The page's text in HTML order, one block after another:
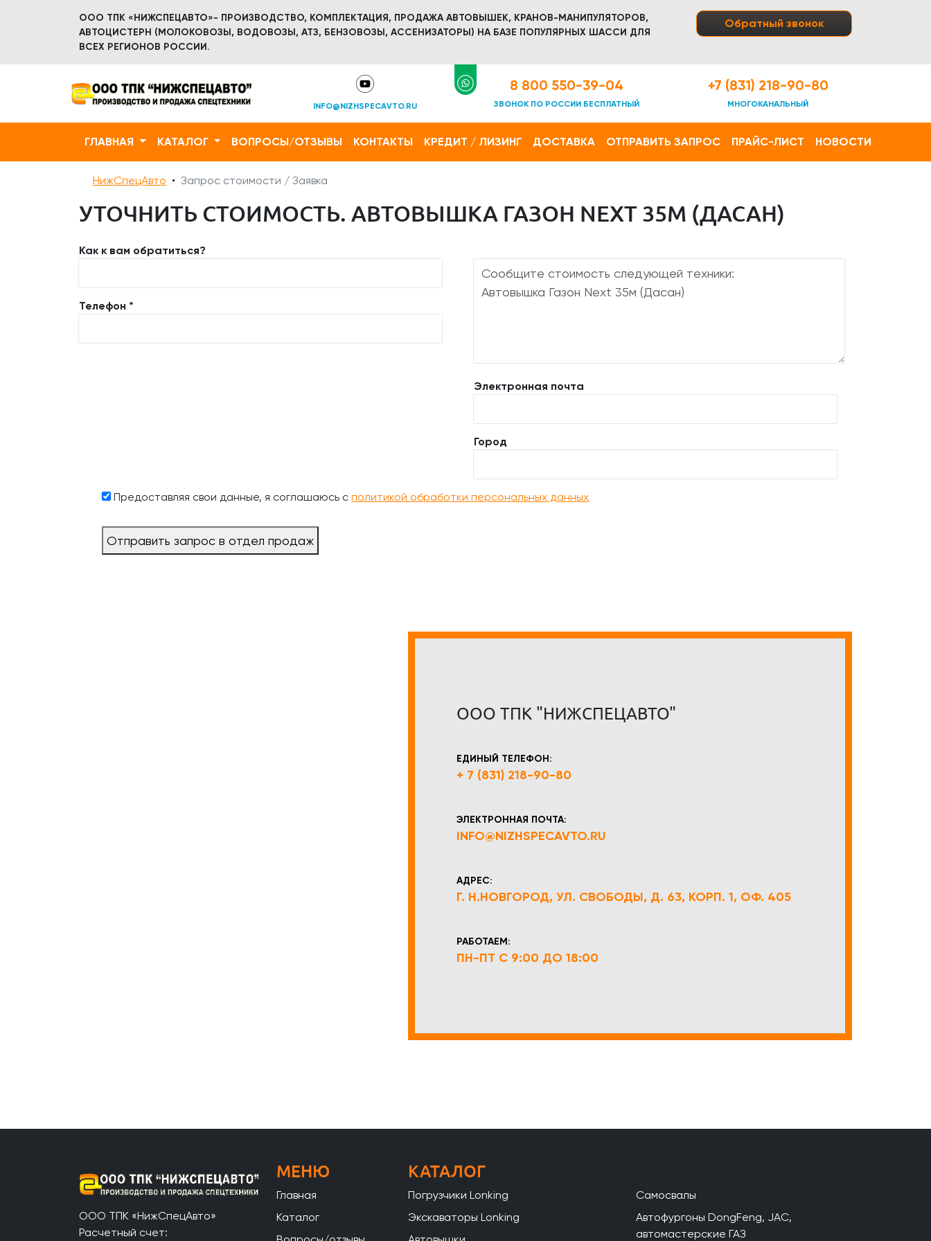
ООО ТПК «НИЖСПЕЦАВТО»- ПРОИЗВОДСТВО, КОМПЛЕКТАЦИЯ, ПРОДАЖА АВТОВЫШЕК, КРАНОВ-МАНИПУЛЯТОРОВ,
АВТОЦИСТЕРН (МОЛОКОВОЗЫ, ВОДОВОЗЫ, АТЗ, БЕНЗОВОЗЫ, АССЕНИЗАТОРЫ) НА БАЗЕ ПОПУЛЯРНЫХ ШАССИ ДЛЯ
ВСЕХ РЕГИОНОВ РОССИИ.
Обратный звонок
INFO@NIZHSPECAVTO.RU
8 800 550-39-04
ЗВОНОК ПО РОССИИ БЕСПЛАТНЫЙ
+7 (831) 218-90-80
МНОГОКАНАЛЬНЫЙ
ГЛАВНАЯ КАТАЛОГ ВОПРОСЫ/ОТЗЫВЫ КОНТАКТЫ КРЕДИТ / ЛИЗИНГ ДОСТАВКА ОТПРАВИТЬ ЗАПРОС ПРАЙС-ЛИСТ НОВОСТИ
НижСпецАвто Запрос стоимости / Заявка
УТОЧНИТЬ СТОИМОСТЬ. АВТОВЫШКА ГАЗОН NEXT 35М (ДАСАН)
Как к вам обратиться?
Телефон *
Электронная почта
Город
Предоставляя свои данные, я соглашаюсь сполитикой обработки персональных данных
Отправить запрос в отдел продаж
ООО ТПК "НИЖСПЕЦАВТО"
ЕДИНЫЙ ТЕЛЕФОН:
+ 7 (831) 218-90-80
ЭЛЕКТРОННАЯ ПОЧТА:
INFO@NIZHSPECAVTO.RU
АДРЕС:
Г. Н.НОВГОРОД, УЛ. СВОБОДЫ, Д. 63, КОРП. 1, ОФ. 405
РАБОТАЕМ:
ПН-ПТ С 9:00 ДО 18:00
ООО ТПК «НижСпецАвто»
Расчетный счет:
МЕНЮ
Главная
Каталог
КАТАЛОГ
Погрузчики Lonking
Экскаваторы Lonking
Самосвалы
Автофургоны DongFeng, JAC,
автомастерские ГАЗ